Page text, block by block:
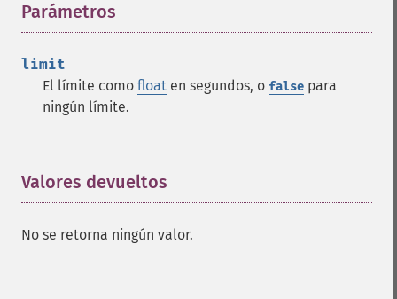
Parámetros
limit
El límite como float en segundos, o false para
ningún límite.
Valores devueltos
No se retorna ningún valor.